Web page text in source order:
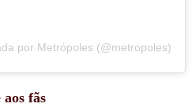
por Metrópoles (@metropoles)
fãs